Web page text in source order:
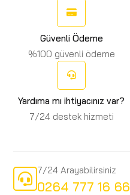
Güvenli Ödeme
%100 güvenli ödeme
Yardıma mı ihtiyacınız var?
7/24 destek hizmeti
7/24 Arayabilirsiniz
0264 777 16 66